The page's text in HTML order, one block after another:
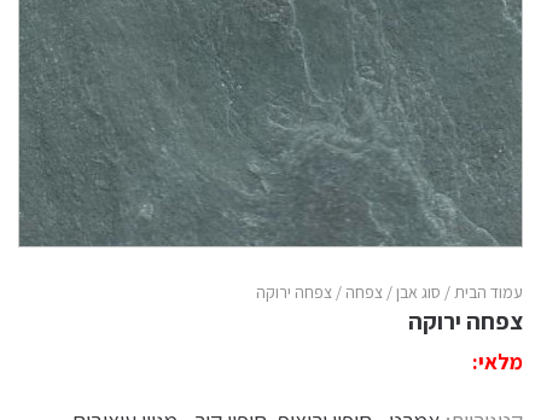
עמוד הבית/ סוג אבן/ צפחה / צפחה ירוקה
צפחה ירוקה
מלאי: